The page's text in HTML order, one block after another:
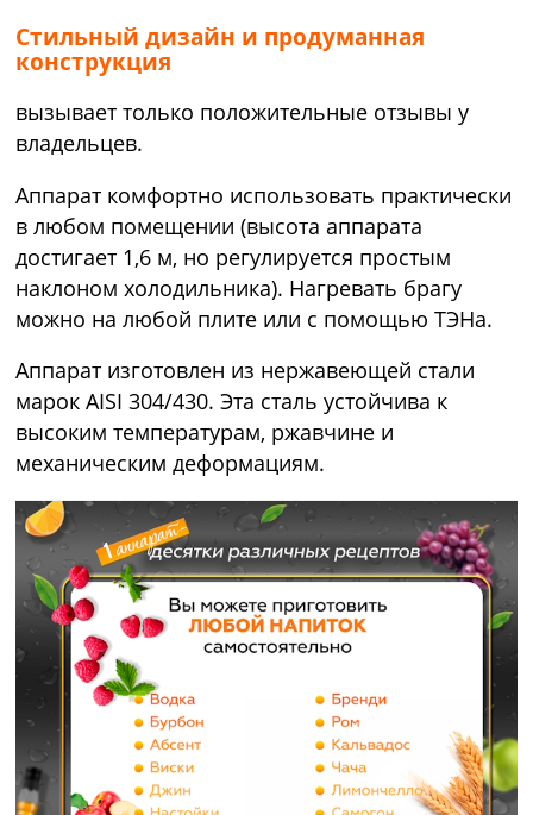
Стильный дизайн и продуманная
конструкция
вызывает только положительные отзывы у
владельцев.
Аппарат комфортно использовать практически
в любом помещении (высота аппарата
достигает 1,6 м, но регулируется простым
наклоном холодильника). Нагревать брагу
можно на любой плите или с помощью ТЭНа.
Аппарат изготовлен из нержавеющей стали
марок AISI 304/430. Эта сталь устойчива к
высоким температурам, ржавчине и
механическим деформациям.